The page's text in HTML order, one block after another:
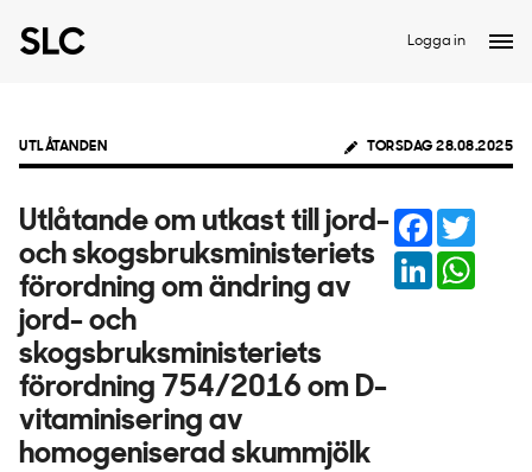
Logga in
UTLÅTANDEN TORSDAG 28.08.2025
Utlåtande om utkast till jord-
och skogsbruksministeriets
förordning om ändring av
jord- och
skogsbruksministeriets
förordning 754/2016 om D-
vitaminisering av
homogeniserad skummjölk
Facebook
LinkedIn